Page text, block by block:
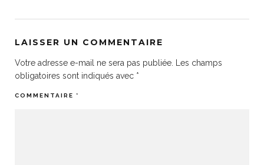
LAISSER UN COMMENTAIRE
Votre adresse e-mail ne sera pas publiée.
Les champs
obligatoires sont indiqués avec *
COMMENTAIRE *